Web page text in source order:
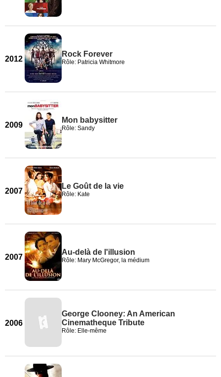
2012
Rock Forever
Rôle: Patricia Whitmore
2009
Mon babysitter
Rôle: Sandy
2007
Le Goût de la vie
Rôle: Kate
2007
Au-delà de l'illusion
Rôle: Mary McGregor, la médium
2006
George Clooney: An American
Cinematheque Tribute
Rôle: Elle-même